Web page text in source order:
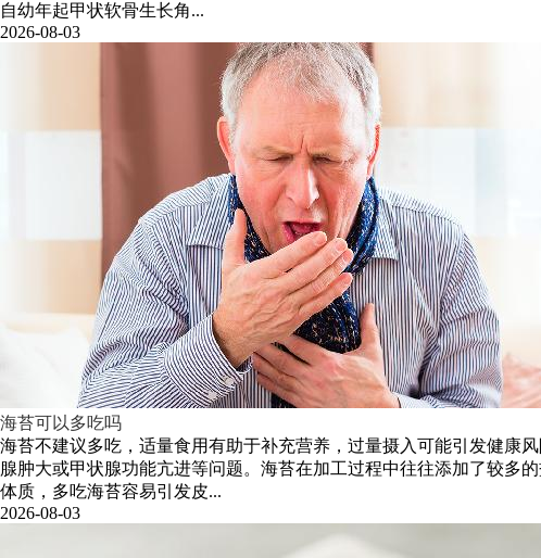
自幼年起甲状软骨生长角...
2026-08-03
海苔可以多吃吗
海苔不建议多吃，适量食用有助于补充营养，过量摄入可能引发健康
腺肿大或甲状腺功能亢进等问题。海苔在加工过程中往往添加了较多
体质，多吃海苔容易引发皮...
2026-08-03